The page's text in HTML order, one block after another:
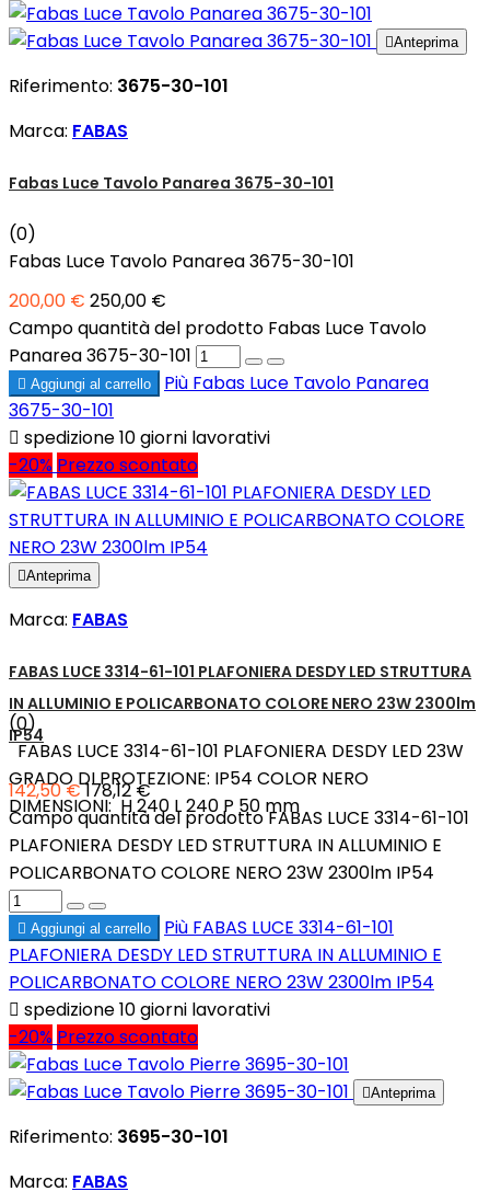
Anteprima
Riferimento: 3675-30-101
Marca: FABAS
Fabas Luce Tavolo Panarea 3675-30-101
(0)
Fabas Luce Tavolo Panarea 3675-30-101
200,00 € 250,00 €
Campo quantità del prodotto Fabas Luce Tavolo
Panarea 3675-30-101
 Aggiungi al carrello Più Fabas Luce Tavolo Panarea
3675-30-101
 spedizione 10 giorni lavorativi
-20% Prezzo scontato
Anteprima
Marca: FABAS
FABAS LUCE 3314-61-101 PLAFONIERA DESDY LED STRUTTURA
IN ALLUMINIO E POLICARBONATO COLORE NERO 23W 2300lm
IP54
(0)
FABAS LUCE 3314-61-101 PLAFONIERA DESDY LED 23W
GRADO DI PROTEZIONE: IP54 COLOR NERO
DIMENSIONI: H 240 L 240 P 50 mm
142,50 €178,12 €
Campo quantità del prodotto FABAS LUCE 3314-61-101
PLAFONIERA DESDY LED STRUTTURA IN ALLUMINIO E
POLICARBONATO COLORE NERO 23W 2300lm IP54
 Aggiungi al carrello Più FABAS LUCE 3314-61-101
PLAFONIERA DESDY LED STRUTTURA IN ALLUMINIO E
POLICARBONATO COLORE NERO 23W 2300lm IP54
 spedizione 10 giorni lavorativi
-20% Prezzo scontato
Anteprima
Riferimento: 3695-30-101
Marca: FABAS